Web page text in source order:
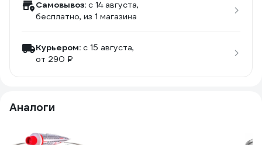
Самовывоз: c 14 августа,
бесплатно, из 1 магазина
Курьером: c 15 августа,
от 290 ₽
Аналоги